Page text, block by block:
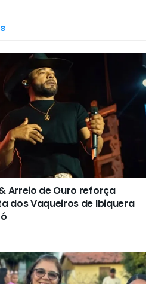
Arreio de Ouro reforça
dos Vaqueiros de Ibiquera